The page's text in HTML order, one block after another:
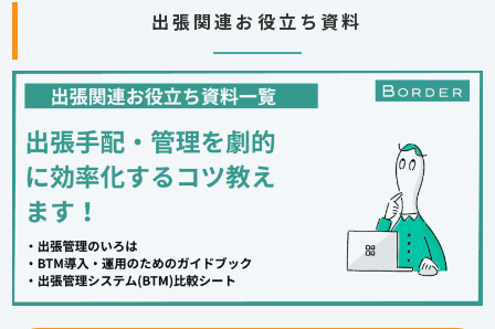
出張関連お役立ち資料